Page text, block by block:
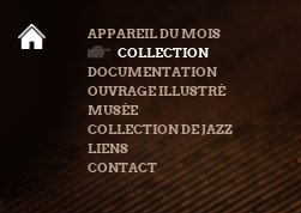
APPAREIL DU MOIS
COLLECTION
DOCUMENTATION
OUVRAGE ILLUSTRÉ
MUSÉE
COLLECTION DE JAZZ
LIENS
CONTACT